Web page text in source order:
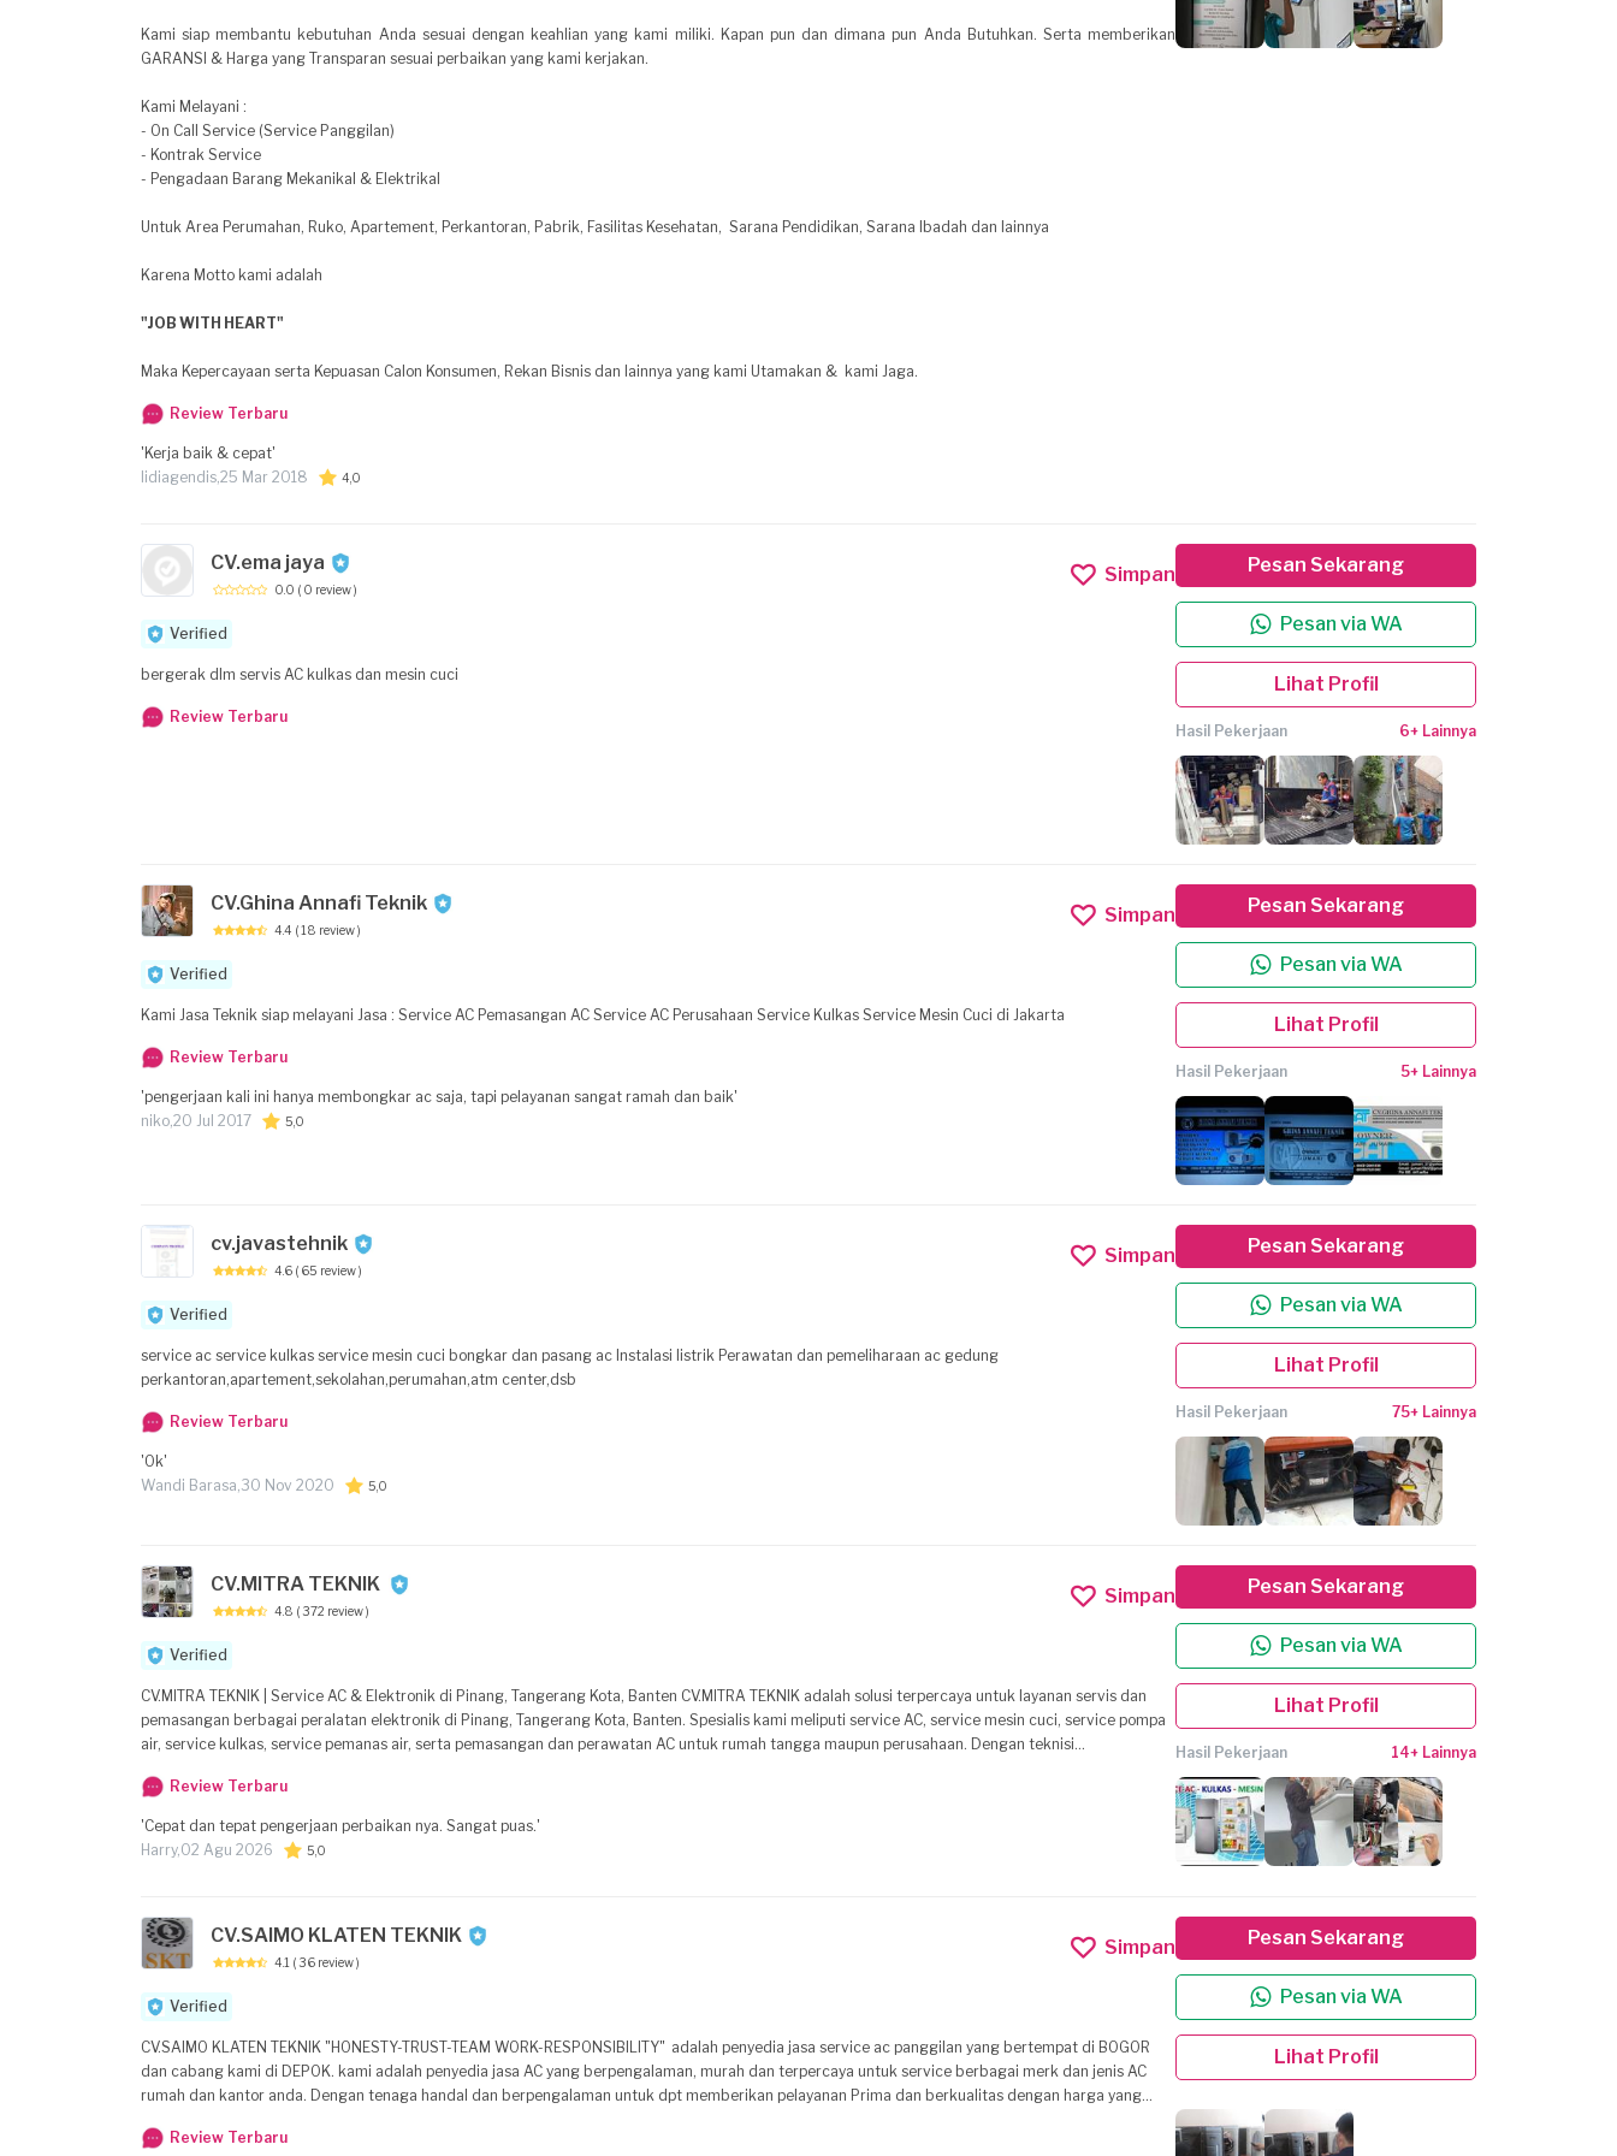
Kami siap membantu kebutuhan Anda sesuai dengan keahlian yang kami miliki. Kapan pun dan dimana pun Anda Butuhkan. Serta memberikan
GARANSI & Harga yang Transparan sesuai perbaikan yang kami kerjakan.
Kami Melayani :
- On Call Service (Service Panggilan)
- Kontrak Service
- Pengadaan Barang Mekanikal & Elektrikal
Untuk Area Perumahan, Ruko, Apartement, Perkantoran, Pabrik, Fasilitas Kesehatan, Sarana Pendidikan, Sarana Ibadah dan lainnya
Karena Motto kami adalah
"JOB WITH HEART"
Maka Kepercayaan serta Kepuasan Calon Konsumen, Rekan Bisnis dan lainnya yang kami Utamakan & kami Jaga.
Review Terbaru
'Kerja baik & cepat'
lidiagendis,25 Mar 2018 4,0
CV.ema jaya
0.0 ( 0 review )
Simpan
Verified
bergerak dlm servis AC kulkas dan mesin cuci
Review Terbaru
Pesan Sekarang
Pesan via WA
Lihat Profil
Hasil Pekerjaan 6+ Lainnya
CV.Ghina Annafi Teknik
4.4 ( 18 review )
Simpan
Verified
Kami Jasa Teknik siap melayani Jasa : Service AC Pemasangan AC Service AC Perusahaan Service Kulkas Service Mesin Cuci di Jakarta
Review Terbaru
'pengerjaan kali ini hanya membongkar ac saja, tapi pelayanan sangat ramah dan baik'
niko,20 Jul 2017 5,0
Pesan Sekarang
Pesan via WA
Lihat Profil
Hasil Pekerjaan 5+ Lainnya
cv.javastehnik
4.6 ( 65 review )
Simpan
Verified
service ac service kulkas service mesin cuci bongkar dan pasang ac Instalasi listrik Perawatan dan pemeliharaan ac gedung
perkantoran,apartement,sekolahan,perumahan,atm center,dsb
Review Terbaru
'Ok'
Wandi Barasa,30 Nov 2020 5,0
Pesan Sekarang
Pesan via WA
Lihat Profil
Hasil Pekerjaan 75+ Lainnya
CV.MITRA TEKNIK
4.8 ( 372 review )
Simpan
Verified
CV.MITRA TEKNIK | Service AC & Elektronik di Pinang, Tangerang Kota, Banten CV.MITRA TEKNIK adalah solusi terpercaya untuk layanan servis dan
pemasangan berbagai peralatan elektronik di Pinang, Tangerang Kota, Banten. Spesialis kami meliputi service AC, service mesin cuci, service pompa
air, service kulkas, service pemanas air, serta pemasangan dan perawatan AC untuk rumah tangga maupun perusahaan. Dengan teknisi
tangga dan perusahaan) dan pemasangan AC - Service mesin cuci - Service pompa air - Service kulkas - Service pemanas air - Pemasangan AC (baru
maupun penggantian) - Layanan teknis untuk kebutuhan AC Perusahaan Keunggulan CV.MITRA TEKNIK - Tepat waktu dan responsif - Pengerjaan
detail, rapi, dan kebersihan area kerja terjaga - Komunikasi jelas: diinformasikan bagian yang diperbaiki, estimasi biaya, dan persetujuan pelanggan
sebelum penggantian spare part - Teknisi jujur, berpengalaman, dan profesional - Fokus pada kepuasan pelanggan dengan solusi yang disesuaikan
Kota, Banten - Melayani rumah tangga maupun fasilitas/kalangan perusahaan di sekitar wilayah Tangerang Hubungi CV.MITRA TEKNIK untuk
konsultasi teknis, estimasi biaya, jadwal kunjungan, atau kebutuhan servis AC, mesin cuci, pompa air, kulkas, pemanas air, dan instalasi AC. Kami siap
membantu Anda mendapatkan performa alat yang maksimal dengan layanan yang profesional dan transparan.
Review Terbaru
'Cepat dan tepat pengerjaan perbaikan nya. Sangat puas.'
Harry,02 Agu 2026 5,0
Pesan Sekarang
Pesan via WA
Lihat Profil
Hasil Pekerjaan 14+ Lainnya
CV.SAIMO KLATEN TEKNIK
4.1 ( 36 review )
Simpan
Verified
CV.SAIMO KLATEN TEKNIK "HONESTY-TRUST-TEAM WORK-RESPONSIBILITY" adalah penyedia jasa service ac panggilan yang bertempat di BOGOR
dan cabang kami di DEPOK. kami adalah penyedia jasa AC yang berpengalaman, murah dan terpercaya untuk service berbagai merk dan jenis AC
rumah dan kantor anda. Dengan tenaga handal dan berpengalaman untuk dpt memberikan pelayanan Prima dan berkualitas dengan harga yang
memberikan nama lengkap dan alamat lengkap anda, kami akan langsung menuju tempat anda untuk melakukan perbaikan.
Review Terbaru
Pesan Sekarang
Pesan via WA
Lihat Profil